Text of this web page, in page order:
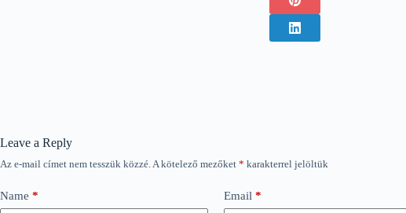
Leave a Reply
Az e-mail címet nem tesszük közzé. A kötelező mezőket * karakterrel jelöltük
Name * Email *